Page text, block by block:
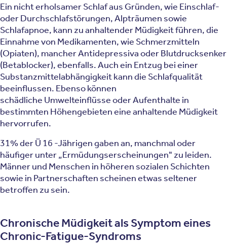
Ein nicht erholsamer Schlaf aus Gründen, wie Einschlaf-
oder Durchschlafstörungen, Alpträumen sowie
Schlafapnoe, kann zu anhaltender Müdigkeit führen, die
Einnahme von Medikamenten, wie Schmerzmitteln
(Opiaten), mancher Antidepressiva oder Blutdrucksenker
(Betablocker), ebenfalls. Auch ein Entzug bei einer
Substanzmittelabhängigkeit kann die Schlafqualität
beeinflussen. Ebenso können
schädliche Umwelteinflüsse oder Aufenthalte in
bestimmten Höhengebieten eine anhaltende Müdigkeit
hervorrufen.
31% der Ü 16 -Jährigen gaben an, manchmal oder
häufiger unter „Ermüdungserscheinungen" zu leiden.
Männer und Menschen in höheren sozialen Schichten
sowie in Partnerschaften scheinen etwas seltener
betroffen zu sein.
Chronische Müdigkeit als Symptom eines
Chronic-Fatigue-Syndroms